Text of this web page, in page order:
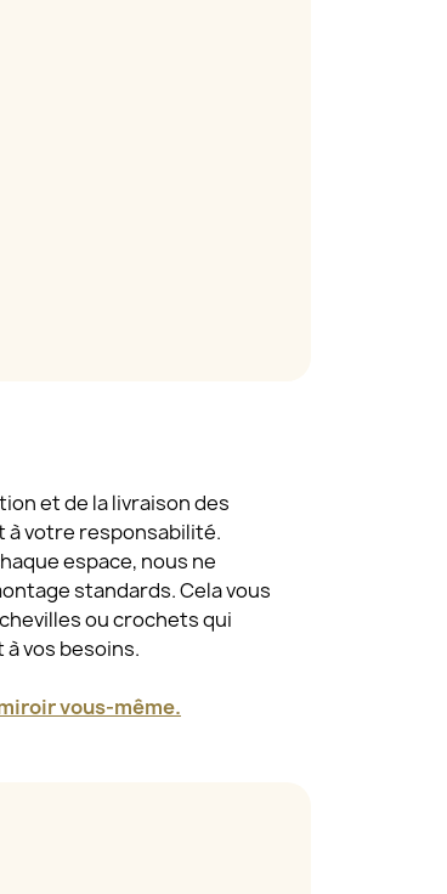
et de la livraison des
à votre responsabilité.
espace, nous ne
standards. Cela vous
ou crochets qui
vos besoins.
vous-même.